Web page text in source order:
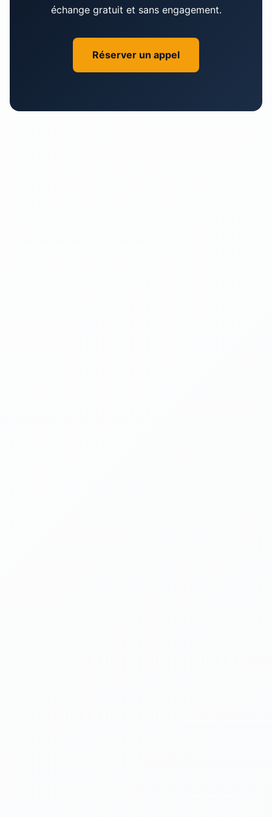
chances que nous travaillions ensemble!
échange gratuit et sans engagement.
Réserver un appel